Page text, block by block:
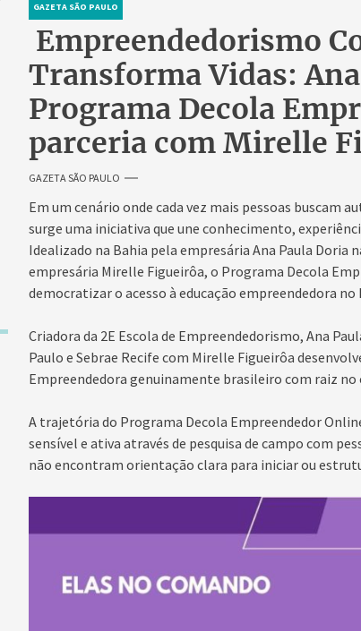
GAZETA SÃO PAULO
Empreendedorismo
Transforma Vidas:
Programa Decola
parceria com Mirelle
GAZETA SÃO PAULO
Em um cenário onde cada vez mais pessoas
surge uma iniciativa que une conhecimento,
Idealizado na Bahia pela empresária Ana Paula Doria
empresária Mirelle Figueirôa, o Programa Decola
democratizar o acesso à educação empreendedora
Criadora da 2E Escola de Empreendedorismo, Ana
Paulo e Sebrae Recife com Mirelle Figueirôa
Empreendedora genuinamente brasileiro com raiz
A trajetória do Programa Decola Empreendedor
sensível e ativa através de pesquisa de campo com
não encontram orientação clara para iniciar ou